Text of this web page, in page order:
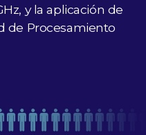
y la aplicación de
de Procesamiento